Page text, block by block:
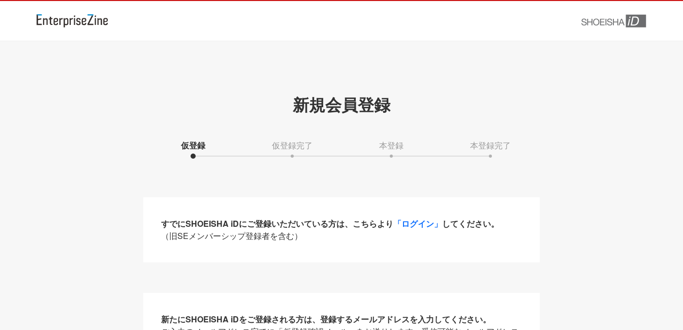
新規会員登録
仮登録 仮登録完了 本登録 本登録完了
すでにSHOEISHA iDにご登録いただいている方は、こちらより 「ログイン」 してください。
（旧SEメンバーシップ登録者を含む）
新たにSHOEISHA iDをご登録される方は、登録するメールアドレスを入力してください。